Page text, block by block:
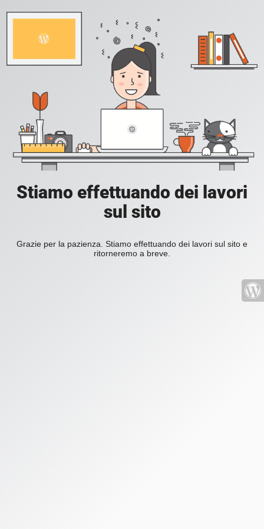
Stiamo effettuando dei lavori
sul sito
Grazie per la pazienza. Stiamo effettuando dei lavori sul sito e
ritorneremo a breve.